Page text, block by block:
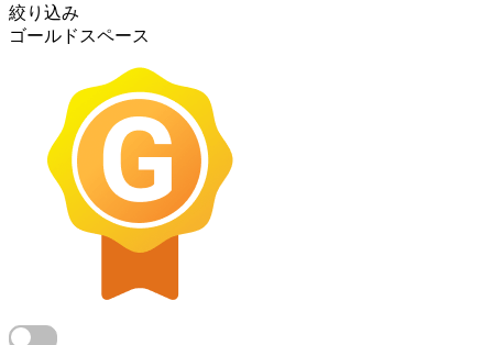
絞り込み
ゴールドスペース